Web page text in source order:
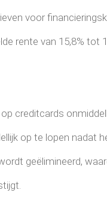
voor
rente van 15,8% tot
creditcards
op te lopen nadat
geëlimineerd,